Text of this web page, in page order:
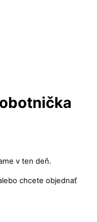
v ten deň.
chcete objednať